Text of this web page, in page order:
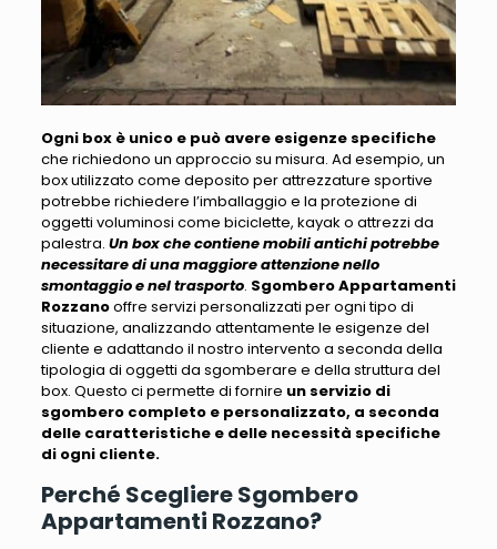
Ogni box è unico e può avere esigenze specifiche
che richiedono un approccio su misura. Ad esempio, un
box utilizzato come deposito per attrezzature sportive
potrebbe richiedere l’imballaggio e la protezione di
oggetti voluminosi come biciclette, kayak o attrezzi da
palestra. Un box che contiene mobili antichi potrebbe
necessitare di una maggiore attenzione nello
smontaggio e nel trasporto. Sgombero Appartamenti
Rozzanooffre servizi personalizzati per ogni tipo di
situazione, analizzando attentamente le esigenze del
cliente e adattando il nostro intervento a seconda della
tipologia di oggetti da sgomberare e della struttura del
box. Questo ci permette di fornire un servizio di
sgombero completo e personalizzato, a seconda
delle caratteristiche e delle necessità specifiche
di ogni cliente.
Perché Scegliere Sgombero
Appartamenti Rozzano?